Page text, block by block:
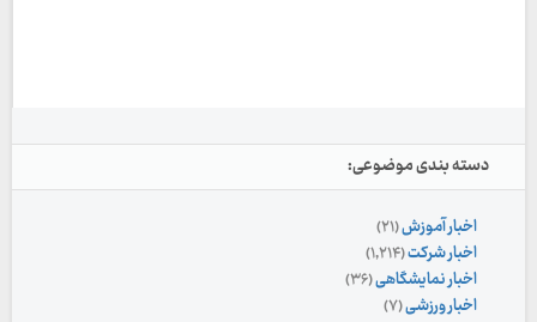
دسته بندی موضوعی:
اخبار آموزش(۲۱)
اخبار شرکت(۱,۲۱۴)
اخبار نمایشگاهی(۳۶)
اخبار ورزشی(۷)